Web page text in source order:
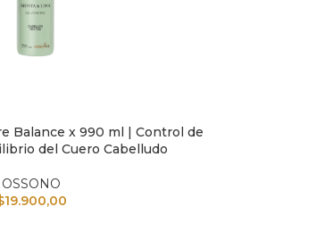
Balance x 990 ml | Control de
del Cuero Cabelludo
OSSONO
19.900,00